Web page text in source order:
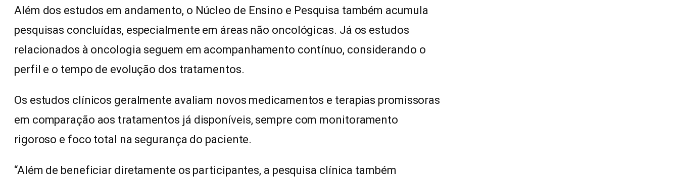
Além dos estudos em andamento, o Núcleo de Ensino e Pesquisa também acumula
pesquisas concluídas, especialmente em áreas não oncológicas. Já os estudos
relacionados à oncologia seguem em acompanhamento contínuo, considerando o
perfil e o tempo de evolução dos tratamentos.
Os estudos clínicos geralmente avaliam novos medicamentos e terapias promissoras
em comparação aos tratamentos já disponíveis, sempre com monitoramento
rigoroso e foco total na segurança do paciente.
“Além de beneficiar diretamente os participantes, a pesquisa clínica também